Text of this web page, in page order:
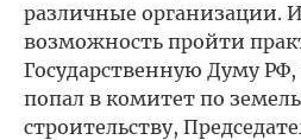
различные организации.
возможность пройти
Государственную Думу
попал в комитет по
строительству,